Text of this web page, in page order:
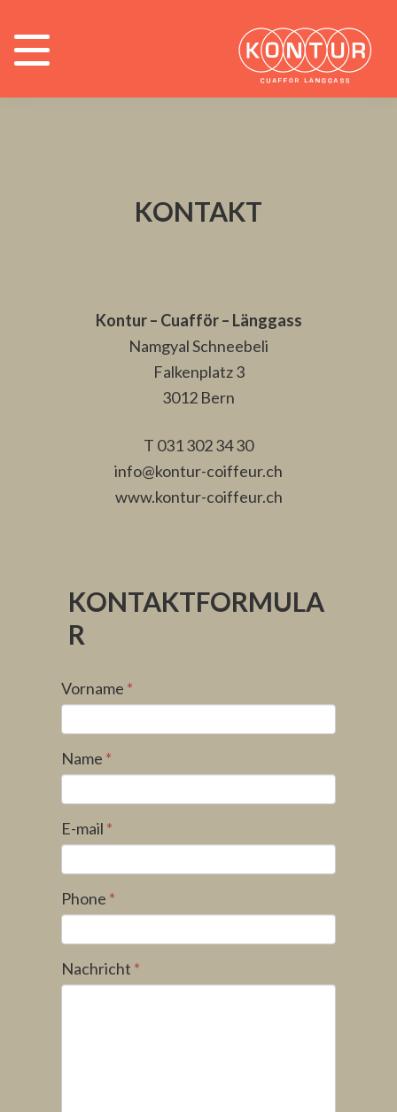
Hauptnavigation
springen
Inhalt
springen
KONTAKT
Kontur – Cuafför – Länggass
Namgyal Schneebeli
Falkenplatz 3
3012 Bern
T 031 302 34 30
info@kontur-coiffeur.ch
www.kontur-coiffeur.ch
KONTAKTFORMULA
R
Vorname *
Name *
E-mail *
Phone *
Nachricht *